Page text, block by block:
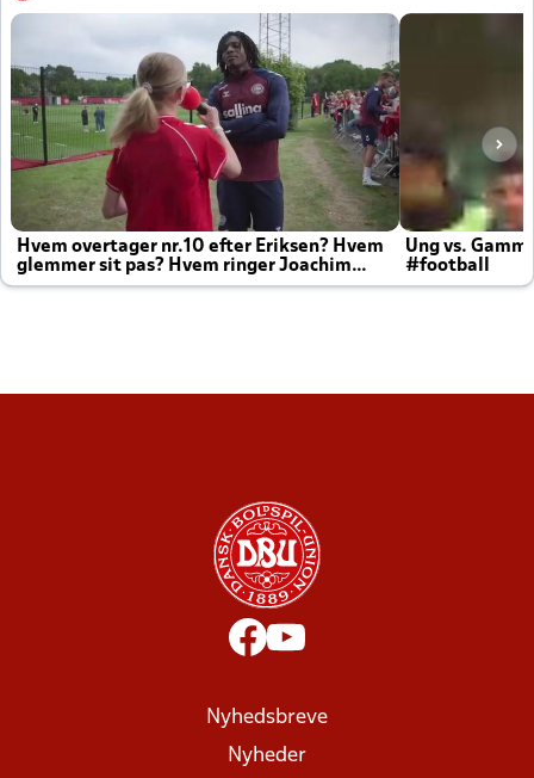
Hvem overtager nr.10 efter Eriksen? Hvem
glemmer sit pas? Hvem ringer Joachim
altid til efter kampe?
Ung vs.
#football
Nyhedsbreve
Nyheder